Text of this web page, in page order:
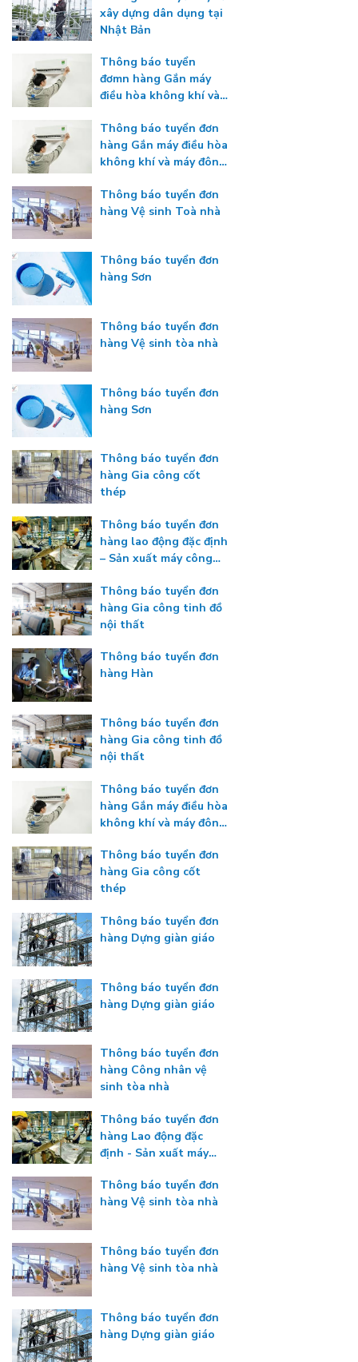
xây dựng dân dụng tại
Nhật Bản
Thông báo tuyển
đơmn hàng Gắn máy
điều hòa không khí và
Thông báo tuyển đơn
hàng Gắn máy điều hòa
không khí và máy đông
Thông báo tuyển đơn
hàng Vệ sinh Toà nhà
Thông báo tuyển đơn
hàng Sơn
Thông báo tuyển đơn
hàng Vệ sinh tòa nhà
Thông báo tuyển đơn
hàng Sơn
Thông báo tuyển đơn
hàng Gia công cốt
thép
Thông báo tuyển đơn
hàng lao động đặc định
– Sản xuất máy công
Thông báo tuyển đơn
hàng Gia công tinh đồ
nội thất
Thông báo tuyển đơn
hàng Hàn
Thông báo tuyển đơn
hàng Gia công tinh đồ
nội thất
Thông báo tuyển đơn
hàng Gắn máy điều hòa
không khí và máy đông
Thông báo tuyển đơn
hàng Gia công cốt
thép
Thông báo tuyển đơn
hàng Dựng giàn giáo
Thông báo tuyển đơn
hàng Dựng giàn giáo
Thông báo tuyển đơn
hàng Công nhân vệ
sinh tòa nhà
Thông báo tuyển đơn
hàng Lao động đặc
định - Sản xuất máy
Thông báo tuyển đơn
hàng Vệ sinh tòa nhà
Thông báo tuyển đơn
hàng Vệ sinh tòa nhà
Thông báo tuyển đơn
hàng Dựng giàn giáo